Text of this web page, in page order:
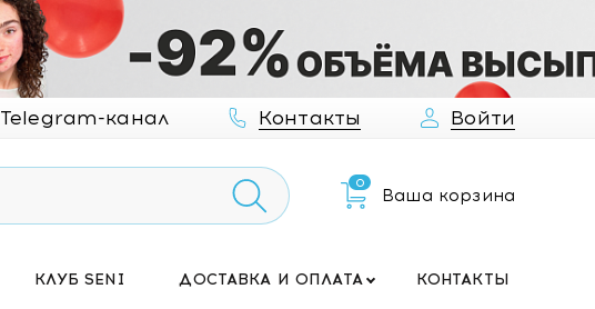
Telegram-канал Контакты Войти
0
Ваша корзина
КЛУБ SENI ДОСТАВКА И ОПЛАТА КОНТАКТЫ